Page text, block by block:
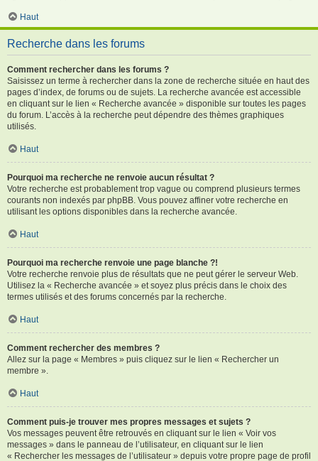
Haut
Recherche dans les forums
Comment rechercher dans les forums ?
Saisissez un terme à rechercher dans la zone de recherche située en haut des
pages d’index, de forums ou de sujets. La recherche avancée est accessible
en cliquant sur le lien « Recherche avancée » disponible sur toutes les pages
du forum. L’accès à la recherche peut dépendre des thèmes graphiques
utilisés.
Haut
Pourquoi ma recherche ne renvoie aucun résultat ?
Votre recherche est probablement trop vague ou comprend plusieurs termes
courants non indexés par phpBB. Vous pouvez affiner votre recherche en
utilisant les options disponibles dans la recherche avancée.
Haut
Pourquoi ma recherche renvoie une page blanche ?!
Votre recherche renvoie plus de résultats que ne peut gérer le serveur Web.
Utilisez la « Recherche avancée » et soyez plus précis dans le choix des
termes utilisés et des forums concernés par la recherche.
Haut
Comment rechercher des membres ?
Allez sur la page « Membres » puis cliquez sur le lien « Rechercher un
membre ».
Haut
Comment puis-je trouver mes propres messages et sujets ?
Vos messages peuvent être retrouvés en cliquant sur le lien « Voir vos
messages » dans le panneau de l’utilisateur, en cliquant sur le lien
« Rechercher les messages de l’utilisateur » depuis votre propre page de profil